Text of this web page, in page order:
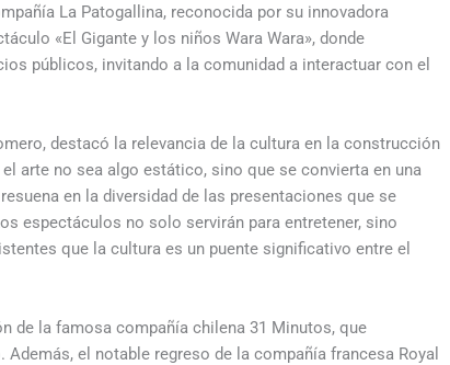
La Patogallina, reconocida por su innovadora
«El Gigante y los niños Wara Wara», donde
públicos, invitando a la comunidad a interactuar con el
destacó la relevancia de la cultura en la construcción
arte no sea algo estático, sino que se convierta en una
en la diversidad de las presentaciones que se
espectáculos no solo servirán para entretener, sino
que la cultura es un puente significativo entre el
de la famosa compañía chilena 31 Minutos, que
el notable regreso de la compañía francesa Royal